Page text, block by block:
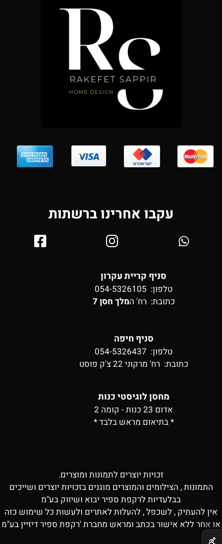
עקבו אחרינו ברשתות
סניף קריית עקרון
טלפון: 054-5326105
כתובת: רח' המלך חסן 7
סניף חיפה
טלפון: 054-5326437
כתובת: רח' מרקוני 22 צ'ק פוסט
מחסן לוגיסטי כנות
אדום 23 כנות - קומה 2
* בתיאום מראש בלבד *
זכויות יוצרים לתמונות ומוצרים.
התמונות , הצילומים והמוצרים מוגנים בזכויות יוצרים ושייכים
בבלעדיות לרקפת ספיר יבוא ושיווק בע"מ
אין להעתיק , לשכפל , להעלות לאתרים ולעשות כל שימוש כזה
או אחר ללא אישור בכתב ומראש מחברת 'רקפת ספיר דיזיין בע"מ
✕